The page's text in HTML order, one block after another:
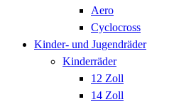
Aero
Cyclocross
Kinder- und Jugendräder
Kinderräder
12 Zoll
14 Zoll